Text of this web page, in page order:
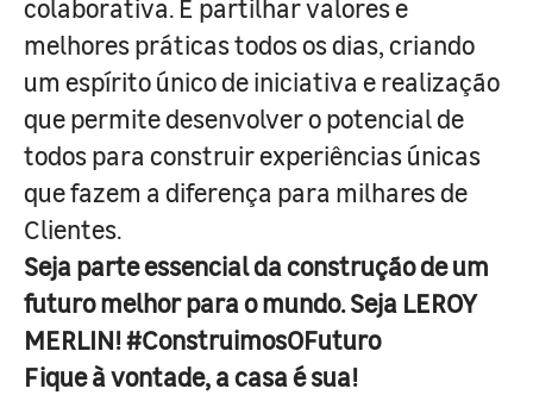
colaborativa. É partilhar valores e
melhores práticas todos os dias, criando
um espírito único de iniciativa e realização
que permite desenvolver o potencial de
todos para construir experiências únicas
que fazem a diferença para milhares de
Clientes.
Seja parte essencial da construção de um
futuro melhor para o mundo. Seja LEROY
MERLIN! #ConstruimosOFuturo
Fique à vontade, a casa é sua!